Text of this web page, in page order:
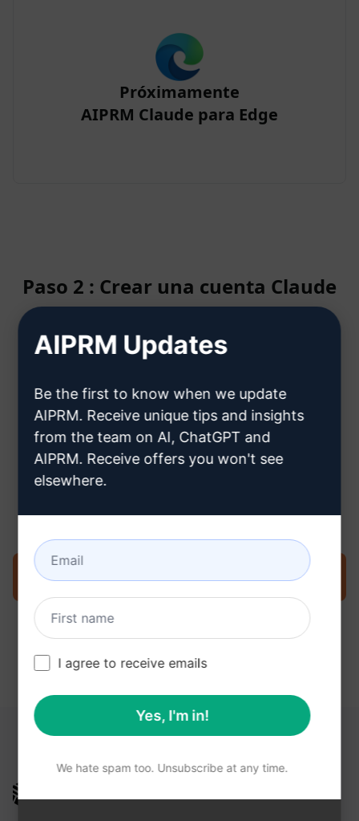
Próximamente
AIPRM Claude para Edge
Paso 2 : Crear una cuenta Claude
Haga clic aquí para saber cómo
Paso 3 : Utiliza el Prompt en tu
Pruebe ahora en Claude
ESTOS ENLACES PUEDEN RESULTARLE ÚTILES
AIPRM
AIPRM Updates
Be the first to know when we update
AIPRM. Receive unique tips and insights
from the team on AI, ChatGPT and
AIPRM. Receive offers you won't see
elsewhere.
I agree to receive emails
Yes, I'm in!
We hate spam too. Unsubscribe at any time.